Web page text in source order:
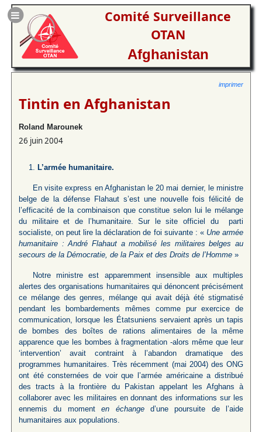
Comité Surveillance
OTAN
Afghanistan
imprimer
Tintin en Afghanistan
Roland Marounek
26 juin 2004
L’armée humanitaire.
En visite express en Afghanistan le 20 mai dernier, le ministre
belge de la défense Flahaut s’est une nouvelle fois félicité de
l’efficacité de la combinaison que constitue selon lui le mélange
du militaire et de l’humanitaire. Sur le site officiel du parti
socialiste, on peut lire la déclaration de foi suivante : « Une armée
humanitaire : André Flahaut a mobilisé les militaires belges au
secours de la Démocratie, de la Paix et des Droits de l’Homme »
Notre ministre est apparemment insensible aux multiples
alertes des organisations humanitaires qui dénoncent précisément
ce mélange des genres, mélange qui avait déjà été stigmatisé
pendant les bombardements mêmes comme pur exercice de
communication, lorsque les Étatsuniens servaient après un tapis
de bombes des boîtes de rations alimentaires de la même
apparence que les bombes à fragmentation -alors même que leur
‘intervention’ avait contraint à l’abandon dramatique des
programmes humanitaires. Très récemment (mai 2004) des ONG
ont été consternées de voir que l’armée américaine a distribué
des tracts à la frontière du Pakistan appelant les Afghans à
collaborer avec les militaires en donnant des informations sur les
ennemis du momenten échanged’une poursuite de l’aide
humanitaires aux populations.